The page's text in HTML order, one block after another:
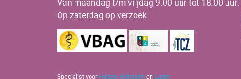
Van maandag t/m vrijdag 9.00 uur tot 18.00 uur.
Op zaterdag op verzoek
Specialist voor Huizen, Blaricumen Laren